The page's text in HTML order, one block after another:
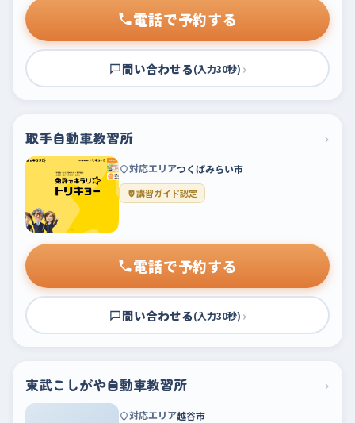
電話で予約する
問い合わせる(入力30秒) ›
取手自動車教習所 ›
対応エリアつくばみらい市
講習ガイド認定
電話で予約する
問い合わせる(入力30秒) ›
東武こしがや自動車教習所 ›
対応エリア越谷市